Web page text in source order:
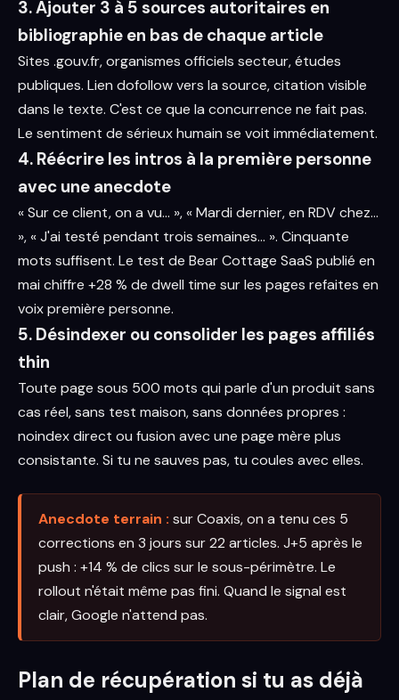
3. Ajouter 3 à 5 sources autoritaires en
bibliographie en bas de chaque article
Sites .gouv.fr, organismes officiels secteur, études
publiques. Lien dofollow vers la source, citation visible
dans le texte. C'est ce que la concurrence ne fait pas.
Le sentiment de sérieux humain se voit immédiatement.
4. Réécrire les intros à la première personne
avec une anecdote
« Sur ce client, on a vu... », « Mardi dernier, en RDV chez...
», « J'ai testé pendant trois semaines... ». Cinquante
mots suffisent. Le test de Bear Cottage SaaS publié en
mai chiffre +28 % de dwell time sur les pages refaites en
voix première personne.
5. Désindexer ou consolider les pages affiliés
thin
Toute page sous 500 mots qui parle d'un produit sans
cas réel, sans test maison, sans données propres :
noindex direct ou fusion avec une page mère plus
consistante. Si tu ne sauves pas, tu coules avec elles.
Anecdote terrain : sur Coaxis, on a tenu ces 5
corrections en 3 jours sur 22 articles. J+5 après le
push : +14 % de clics sur le sous-périmètre. Le
rollout n'était même pas fini. Quand le signal est
clair, Google n'attend pas.
Plan de récupération si tu as déjà